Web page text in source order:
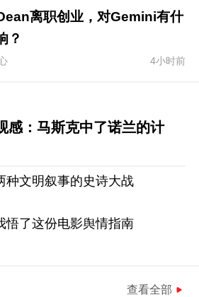
离职创业，对Gemini有什
？
4小时前
感：马斯克中了诺兰的计
种文明叙事的史诗大战
悟了这份电影舆情指南
查看全部